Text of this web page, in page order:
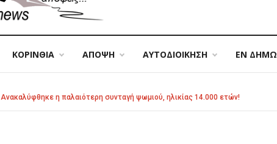
ΚΟΡΙΝΘΙΑ ΑΠΟΨΗ ΑΥΤΟΔΙΟΙΚΗΣΗ ΕΝ ΔΗΜΩ
Ανακαλύφθηκε η παλαιότερη συνταγή ψωμιού, ηλικίας 14.000 ετών!